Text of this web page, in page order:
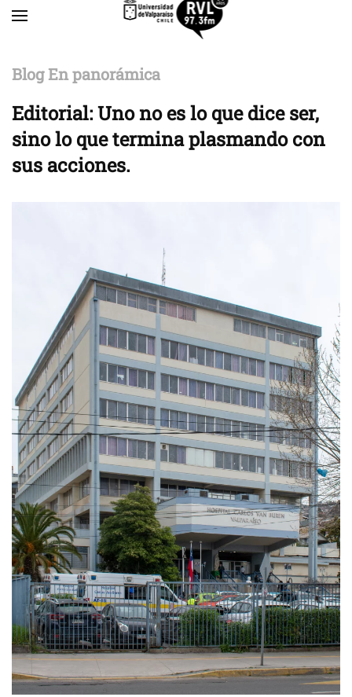
Blog En panorámica
Editorial: Uno no es lo que dice ser,
sino lo que termina plasmando con
sus acciones.